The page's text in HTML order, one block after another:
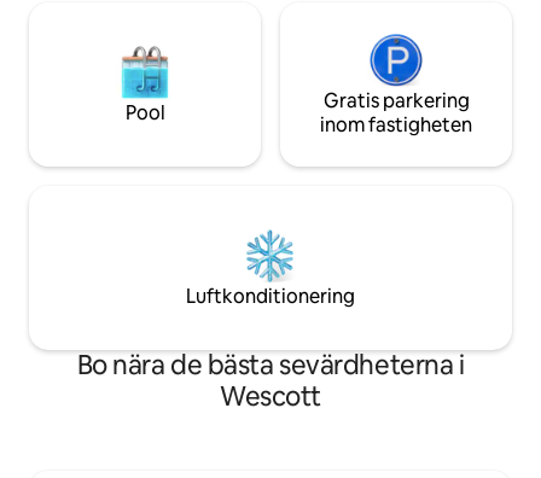
Pool
Gratis parkering
inom fastigheten
Luftkonditionering
Bo nära de bästa sevärdheterna i
Wescott